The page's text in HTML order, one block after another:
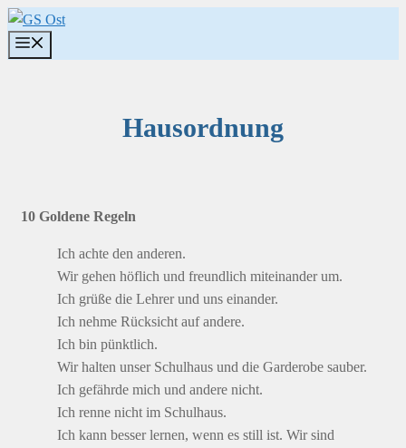
Zum
Inhalt
springen
Hausordnung
10 Goldene Regeln
Ich achte den anderen.
Wir gehen höflich und freundlich miteinander um.
Ich grüße die Lehrer und uns einander.
Ich nehme Rücksicht auf andere.
Ich bin pünktlich.
Wir halten unser Schulhaus und die Garderobe sauber.
Ich gefährde mich und andere nicht.
Ich renne nicht im Schulhaus.
Ich kann besser lernen, wenn es still ist. Wir sind